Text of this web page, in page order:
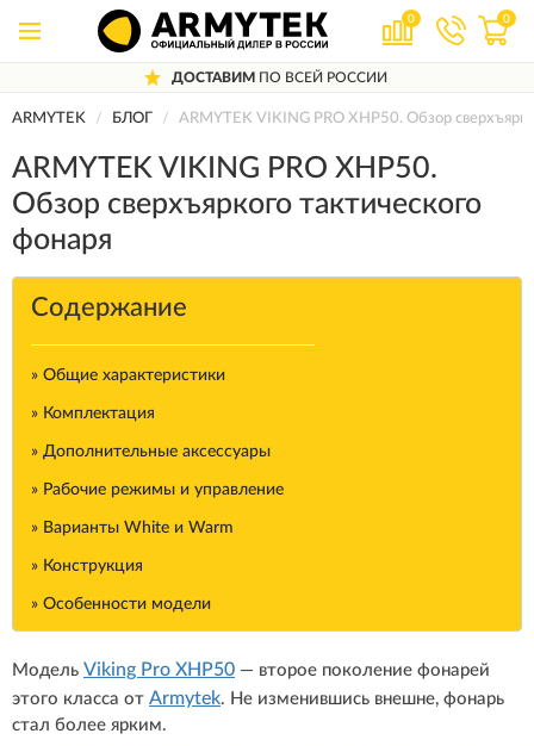
0 0
10 ЛЕТГАРАНТИЯ
ARMYTEK БЛОГ ARMYTEK VIKING PRO XHP50. Обзор
ARMYTEK VIKING PRO XHP50.
Обзор сверхъяркого тактического
фонаря
Содержание
» Общие характеристики
» Комплектация
» Дополнительные аксессуары
» Рабочие режимы и управление
» Варианты White и Warm
» Конструкция
» Особенности модели
Модель Viking Pro XHP50 — второе поколение фонарей
этого класса от Armytek. Не изменившись внешне, фонарь
стал более ярким.